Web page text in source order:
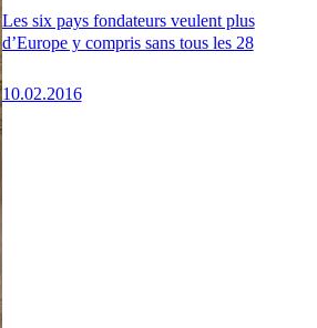
Les six pays fondateurs veulent plus
d’Europe y compris sans tous les 28
10.02.2016